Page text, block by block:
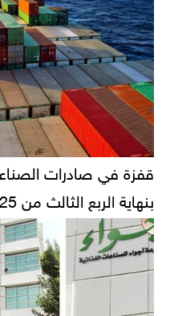
بنهاية الربع الثالث من 2025